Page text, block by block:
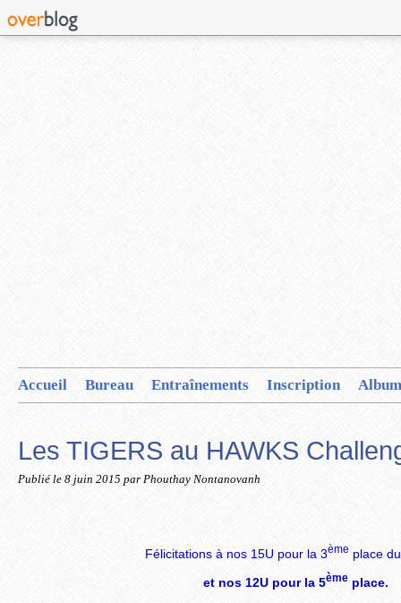
Accueil Bureau Entraînements Inscription
Les TIGERS au HAWKS
Publié le 8 juin 2015 par Phouthay Nontanovanh
Félicitations à nos 15U pour la 3èmeplace
et nos 12U pour la 5èmeplace.